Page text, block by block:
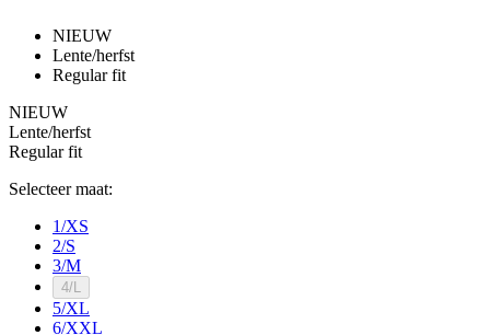
NIEUW
Lente/herfst
Regular fit
NIEUW
Lente/herfst
Regular fit
Selecteer maat:
1/XS
2/S
3/M
4/L
5/XL
6/XXL